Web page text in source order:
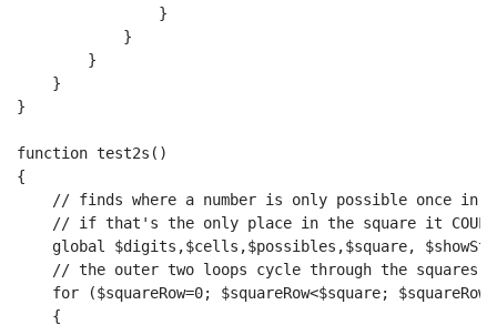
}
}
}
}
}
function test2s()
{
// finds where a number is only possible once in a
// if that's the only place in the square it COULD
global $digits,$cells,$possibles,$square,
// the outer two loops cycle through the squares
for ($squareRow=0; $squareRow<$square;
{